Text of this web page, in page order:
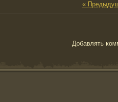
«
Добавлять